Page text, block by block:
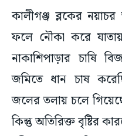
কালীগঞ্জ ব্লকের
ফলে নৌকা করে
নাকাশিপাড়ার চাষি
জমিতে ধান চাষ
জলের তলায় চলে
কিন্তু অতিরিক্ত বৃষ্টির